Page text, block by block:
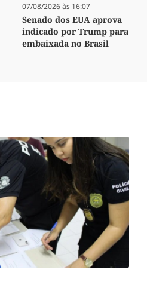
07/08/2026 às 16:07
Senado dos EUA aprova
indicado por Trump para
embaixada no Brasil